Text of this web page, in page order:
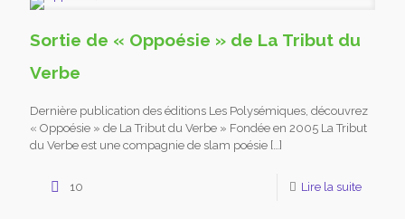
Sortie de « Oppoésie » de La Tribut du
Verbe
Dernière publication des éditions Les Polysémiques, découvrez
« Oppoésie » de La Tribut du Verbe » Fondée en 2005 La Tribut
du Verbe est une compagnie de slam poésie […]
10 Lire la suite